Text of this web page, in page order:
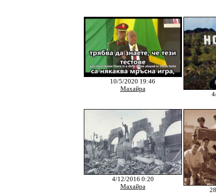
10/5/2020 19:46
Махайра
4/12/2016 0:20
Махайра